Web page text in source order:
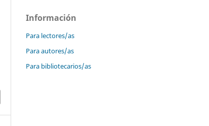
Información
Para lectores/as
Para autores/as
Para bibliotecarios/as